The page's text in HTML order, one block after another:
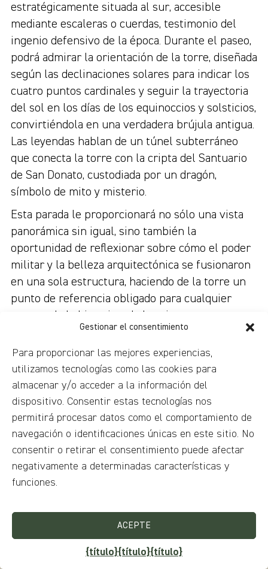
Gestionar el consentimiento
Para proporcionar las mejores experiencias,
utilizamos tecnologías como las cookies para
almacenar y/o acceder a la información del
dispositivo. Consentir estas tecnologías nos
permitirá procesar datos como el comportamiento de
navegación o identificaciones únicas en este sitio. No
consentir o retirar el consentimiento puede afectar
negativamente a determinadas características y
funciones.
ACEPTE
{título}{título}{título}
estratégicamente situada al sur, accesible
mediante escaleras o cuerdas, testimonio del
ingenio defensivo de la época. Durante el paseo,
podrá admirar la orientación de la torre, diseñada
según las declinaciones solares para indicar los
cuatro puntos cardinales y seguir la trayectoria
del sol en los días de los equinoccios y solsticios,
convirtiéndola en una verdadera brújula antigua.
Las leyendas hablan de un túnel subterráneo
que conecta la torre con la cripta del Santuario
de San Donato, custodiada por un dragón,
símbolo de mito y misterio.
Esta parada le proporcionará no sólo una vista
panorámica sin igual, sino también la
oportunidad de reflexionar sobre cómo el poder
militar y la belleza arquitectónica se fusionaron
en una sola estructura, haciendo de la torre un
punto de referencia obligado para cualquier
amante de la historia y de las vistas